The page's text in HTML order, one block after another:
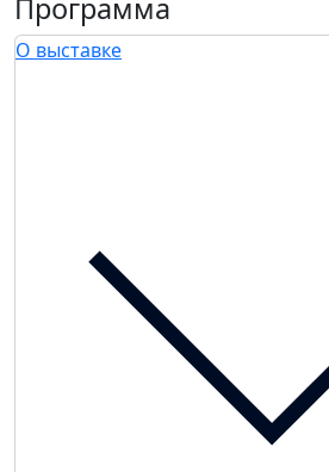
Программа
О выставке